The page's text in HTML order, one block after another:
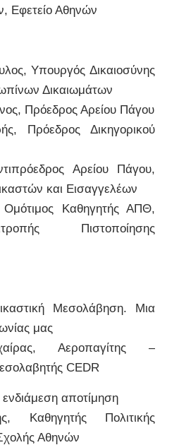
Εφετείο Αθηνών
Υπουργός Δικαιοσύνης
Δικαιωμάτων
Πρόεδρος Αρείου Πάγου
Πρόεδρος Δικηγορικού
Αρείου Πάγου,
και Εισαγγελέων
Καθηγητής ΑΠΘ,
Πιστοποίησης
Μεσολάβηση. Μια
μας
Αεροπαγίτης –
CEDR
αποτίμηση
Καθηγητής Πολιτικής
Αθηνών